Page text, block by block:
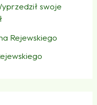
swoje
Rejewskiego